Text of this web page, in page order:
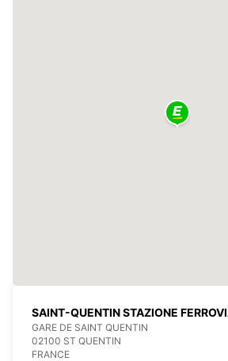
SAINT-QUENTIN STAZIONE
SERVIZIO
GARE DE SAINT QUENTIN
02100 ST QUENTIN
FRANCE